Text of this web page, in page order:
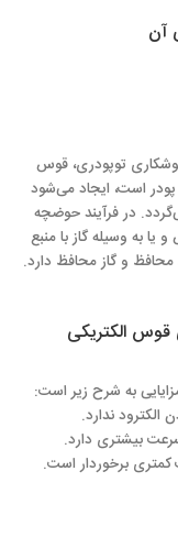
آن
توپودری، قوس
است، ایجاد می‌شود
در فرآیند حوضچه
به وسیله گاز با منبع
و گاز محافظ دارد.
الکتریکی
به شرح زیر است:
الکترود ندارد.
بیشتری دارد.
برخوردار است.